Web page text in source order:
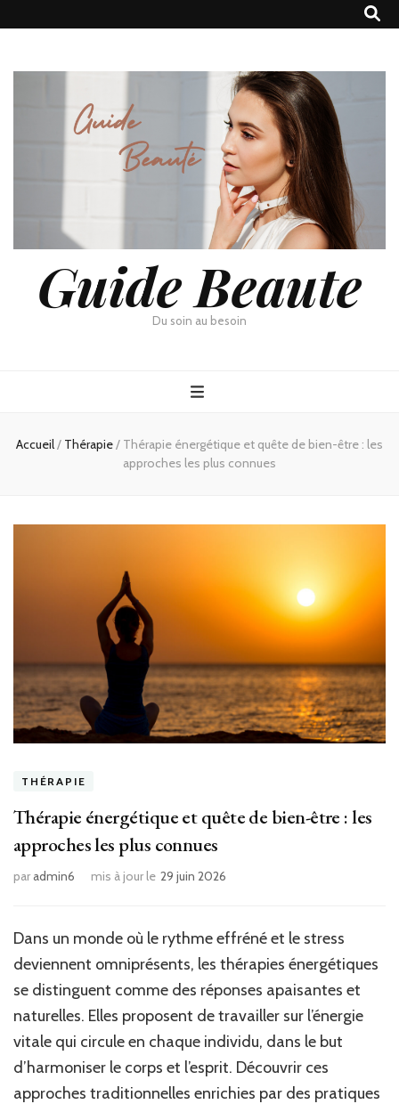
Guide Beaute
Du soin au besoin
Accueil/ Thérapie/ Thérapie énergétique et quête de bien-être : les
approches les plus connues
THÉRAPIE
Thérapie énergétique et quête de bien-être : les
approches les plus connues
paradmin6 mis à jour le 29 juin 2026
Dans un monde où le rythme effréné et le stress
deviennent omniprésents, les thérapies énergétiques
se distinguent comme des réponses apaisantes et
naturelles. Elles proposent de travailler sur l’énergie
vitale qui circule en chaque individu, dans le but
d’harmoniser le corps et l’esprit. Découvrir ces
approches traditionnelles enrichies par des pratiques